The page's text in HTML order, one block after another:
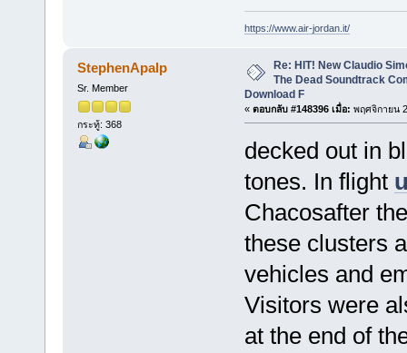
https://www.air-jordan.it/
StephenApalp
Sr. Member
กระทู้: 368
Re: HIT! New Claudio
The Dead Soundtrack
Download F
« ตอบกลับ #148396 เมื่อ: พฤศจิกายน
decked out in
tones. In flight
Chacosafter
these clusters
vehicles and
Visitors were
at the end of